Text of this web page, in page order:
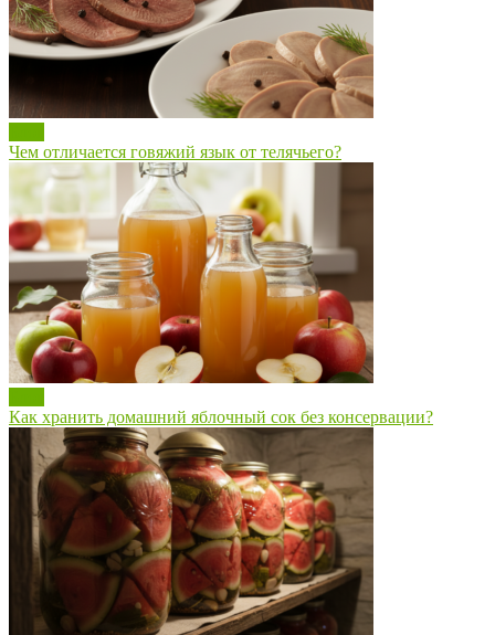
Чем отличается говяжий язык от телячьего?
Как хранить домашний яблочный сок без консервации?